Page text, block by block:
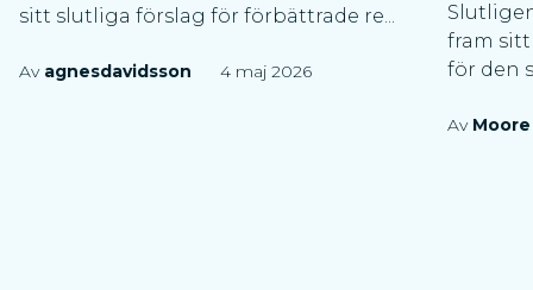
sitt slutliga förslag för förbättrade re...
Av agnesdavidsson 4 maj 2026
fram
för den
Av